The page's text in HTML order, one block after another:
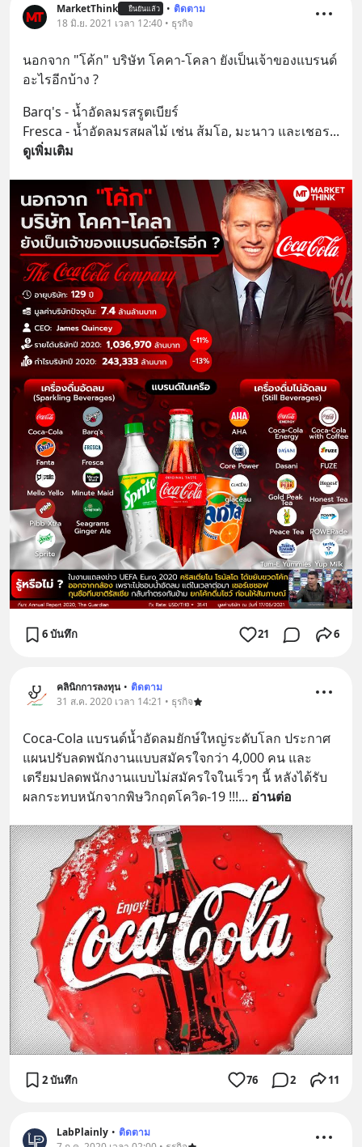
MarketThink ยืนยันแล้ว • ติดตาม
18 มิ.ย. 2021 เวลา 12:40 • ธุรกิจ
นอกจาก "โค้ก" บริษัท โคคา-โคลา ยังเป็นเจ้าของแบรนด์
อะไรอีกบ้าง ?
Barq's - น้ำอัดลมรสรูตเบียร์
Fresca - น้ำอัดลมรสผลไม้ เช่น ส้มโอ, มะนาว และเชอร
ดูเพิ่มเติม
6 บันทึก 21 6
คลินิกการลงทุน • ติดตาม
31 ส.ค. 2020 เวลา 14:21 • ธุรกิจ
Coca-Cola แบรนด์น้ำอัดลมยักษ์ใหญ่ระดับโลก ประกาศ
แผนปรับลดพนักงานแบบสมัครใจกว่า 4,000 คน และ
เตรียมปลดพนักงานแบบไม่สมัครใจในเร็วๆ นี้ หลังได้รับ
ผลกระทบหนักจากพิษวิกฤตโควิด-19 !!!... อ่านต่อ
2 บันทึก 76 2 11
LabPlainly • ติดตาม